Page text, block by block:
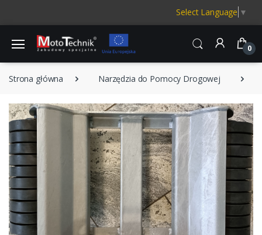
Select Language ▼
0
Strona główna Narzędzia do Pomocy Drogowej